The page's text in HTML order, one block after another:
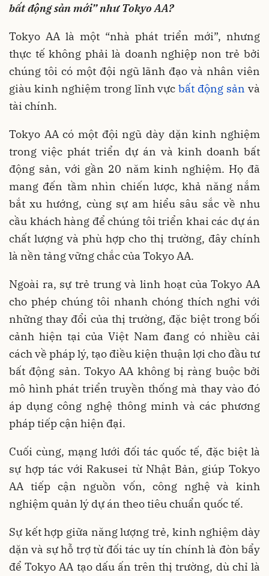
bất động sản mới” như Tokyo AA?
Tokyo AA là một “nhà phát triển mới”, nhưng
thực tế không phải là doanh nghiệp non trẻ bởi
chúng tôi có một đội ngũ lãnh đạo và nhân viên
giàu kinh nghiệm trong lĩnh vựcbất động sản và
tài chính.
Tokyo AA có một đội ngũ dày dặn kinh nghiệm
trong việc phát triển dự án và kinh doanh bất
động sản, với gần 20 năm kinh nghiệm. Họ đã
mang đến tầm nhìn chiến lược, khả năng nắm
bắt xu hướng, cùng sự am hiểu sâu sắc về nhu
cầu khách hàng để chúng tôi triển khai các dự án
chất lượng và phù hợp cho thị trường, đây chính
là nền tảng vững chắc của Tokyo AA.
Ngoài ra, sự trẻ trung và linh hoạt của Tokyo AA
cho phép chúng tôi nhanh chóng thích nghi với
những thay đổi của thị trường, đặc biệt trong bối
cảnh hiện tại của Việt Nam đang có nhiều cải
cách về pháp lý, tạo điều kiện thuận lợi cho đầu tư
bất động sản. Tokyo AA không bị ràng buộc bởi
mô hình phát triển truyền thống mà thay vào đó
áp dụng công nghệ thông minh và các phương
pháp tiếp cận hiện đại.
Cuối cùng, mạng lưới đối tác quốc tế, đặc biệt là
sự hợp tác với Rakusei từ Nhật Bản, giúp Tokyo
AA tiếp cận nguồn vốn, công nghệ và kinh
nghiệm quản lý dự án theo tiêu chuẩn quốc tế.
Sự kết hợp giữa năng lượng trẻ, kinh nghiệm dày
dặn và sự hỗ trợ từ đối tác uy tín chính là đòn bẩy
để Tokyo AA tạo dấu ấn trên thị trường, dù chỉ là